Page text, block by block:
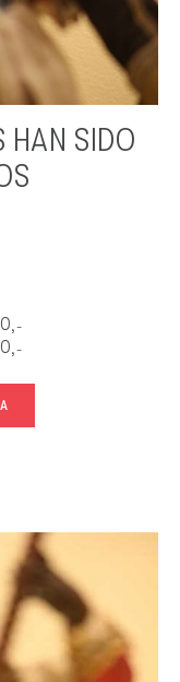
HAN SIDO
,-
,-